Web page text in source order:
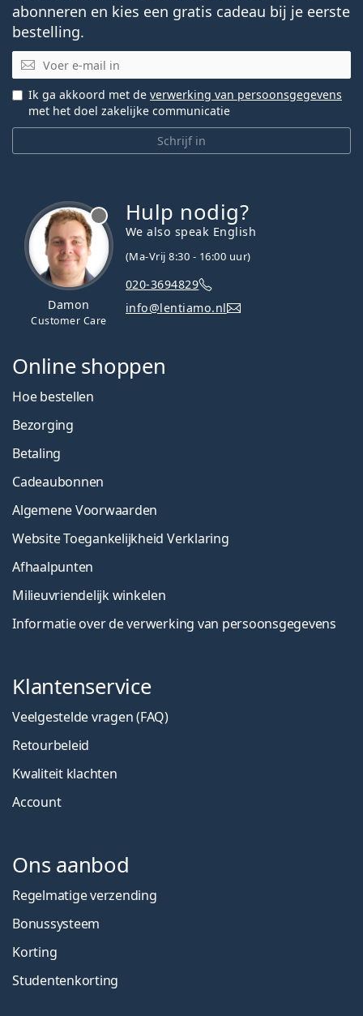
abonneren en kies een gratis cadeau bij je eerste
bestelling.
E-mail
Schrijf in
Ik ga akkoord met de verwerking van persoonsgegevens
met het doel zakelijke communicatie
Damon
Customer Care
Hulp nodig?
We also speak English
(Ma-Vrij 8:30 - 16:00 uur)
020-3694829
info@lentiamo.nl
Online shoppen
Hoe bestellen
Bezorging
Betaling
Cadeaubonnen
Algemene Voorwaarden
Website Toegankelijkheid Verklaring
Afhaalpunten
Milieuvriendelijk winkelen
Informatie over de verwerking van persoonsgegevens
Klantenservice
Veelgestelde vragen (FAQ)
Retourbeleid
Kwaliteit klachten
Account
Ons aanbod
Regelmatige verzending
Bonussysteem
Korting
Studentenkorting